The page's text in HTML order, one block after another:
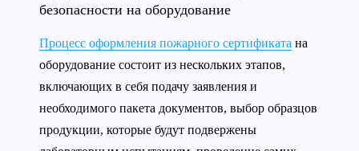
безопасности на оборудование
Процесс оформления пожарного сертификата на
оборудование состоит из нескольких этапов,
включающих в себя подачу заявления и
необходимого пакета документов, выбор образцов
продукции, которые будут подвержены